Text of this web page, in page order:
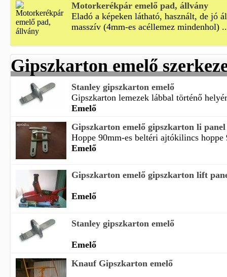
Motorkerékpár emelő pad, állvány
Eladó a képeken látható, használt, de jó
masszív (4mm-es acéllemez mindenhol)
Gipszkarton emelő
Stanley gipszkarton emelő
Gipszkarton lemezek lábbal történő
Emelő
Gipszkarton emelő gipszkarton li panel
Hoppe 90mm-es beltéri ajtókilincs
Emelő
Gipszkarton emelő gipszkarton lift
Emelő
Stanley gipszkarton emelő
Emelő
Knauf Gipszkarton emelő